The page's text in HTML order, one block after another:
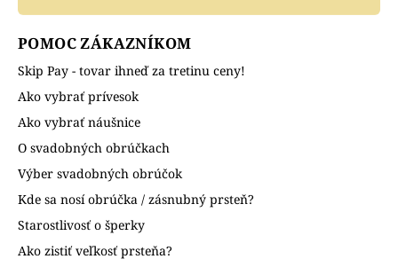
POMOC ZÁKAZNÍKOM
Skip Pay - tovar ihneď za tretinu ceny!
Ako vybrať prívesok
Ako vybrať náušnice
O svadobných obrúčkach
Výber svadobných obrúčok
Kde sa nosí obrúčka / zásnubný prsteň?
Starostlivosť o šperky
Ako zistiť veľkosť prsteňa?